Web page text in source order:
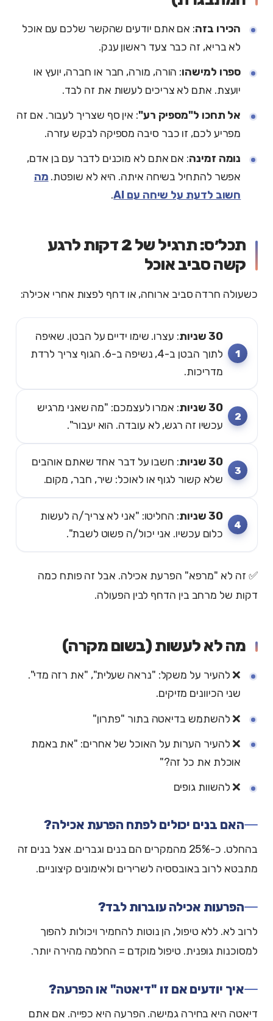
הכירו בזה: אם אתם יודעים שהקשר שלכם עם אוכל
לא בריא, זה כבר צעד ראשון ענק.
ספרו למישהו: הורה, מורה, חבר או חברה, יועץ או
יועצת. אתם לא צריכים לעשות את זה לבד.
אל תחכו ל"מספיק רע": אין סף שצריך לעבור. אם זה
מפריע לכם, זו כבר סיבה מספיקה לבקש עזרה.
נומה זמינה: אם אתם לא מוכנים לדבר עם בן אדם,
אפשר להתחיל בשיחה איתה. היא לא שופטת. מה
חשוב לדעת על שיחה עם AI
.
תכל׳ס: תרגיל של 2 דקות לרגע
קשה סביב אוכל
כשעולה חרדה סביב ארוחה, או דחף לפצות אחרי אכילה:
30 שניות
: עצרו. שימו ידיים על הבטן. שאיפה
לתוך הבטן ב-4, נשיפה ב-6. הגוף צריך לרדת
מדריכות.
30 שניות
: אמרו לעצמכם: "מה שאני מרגיש
עכשיו זה רגש, לא עובדה. הוא יעבור".
30 שניות
: חשבו על דבר אחד שאתם אוהבים
שלא קשור לגוף או לאוכל: שיר, חבר, מקום.
30 שניות
: החליטו: "אני לא צריך/ה לעשות
כלום עכשיו. אני יכול/ה פשוט לשבת".
✅ זה לא "מרפא" הפרעת אכילה. אבל זה פותח כמה
דקות של מרחב בין הדחף לבין הפעולה.
מה לא לעשות (בשום מקרה)
❌ להעיר על משקל: "נראה שעלית", "את רזה מדי".
שני הכיוונים מזיקים.
❌ להשתמש בדיאטה בתור "פתרון"
❌ להעיר הערות על האוכל של אחרים: "את באמת
אוכלת את כל זה?"
❌ להשוות גופים
האם בנים יכולים לפתח הפרעת אכילה?
בהחלט. כ-25% מהמקרים הם בנים וגברים. אצל בנים זה
מתבטא לרוב באובססיה לשרירים ולאימונים קיצוניים.
הפרעות אכילה עוברות לבד?
לרוב לא. ללא טיפול, הן נוטות להחמיר ויכולות להפוך
למסוכנות גופנית. טיפול מוקדם = החלמה מהירה יותר.
איך יודעים אם זו "דיאטה" או הפרעה?
דיאטה היא בחירה גמישה. הפרעה היא כפייה. אם אתם